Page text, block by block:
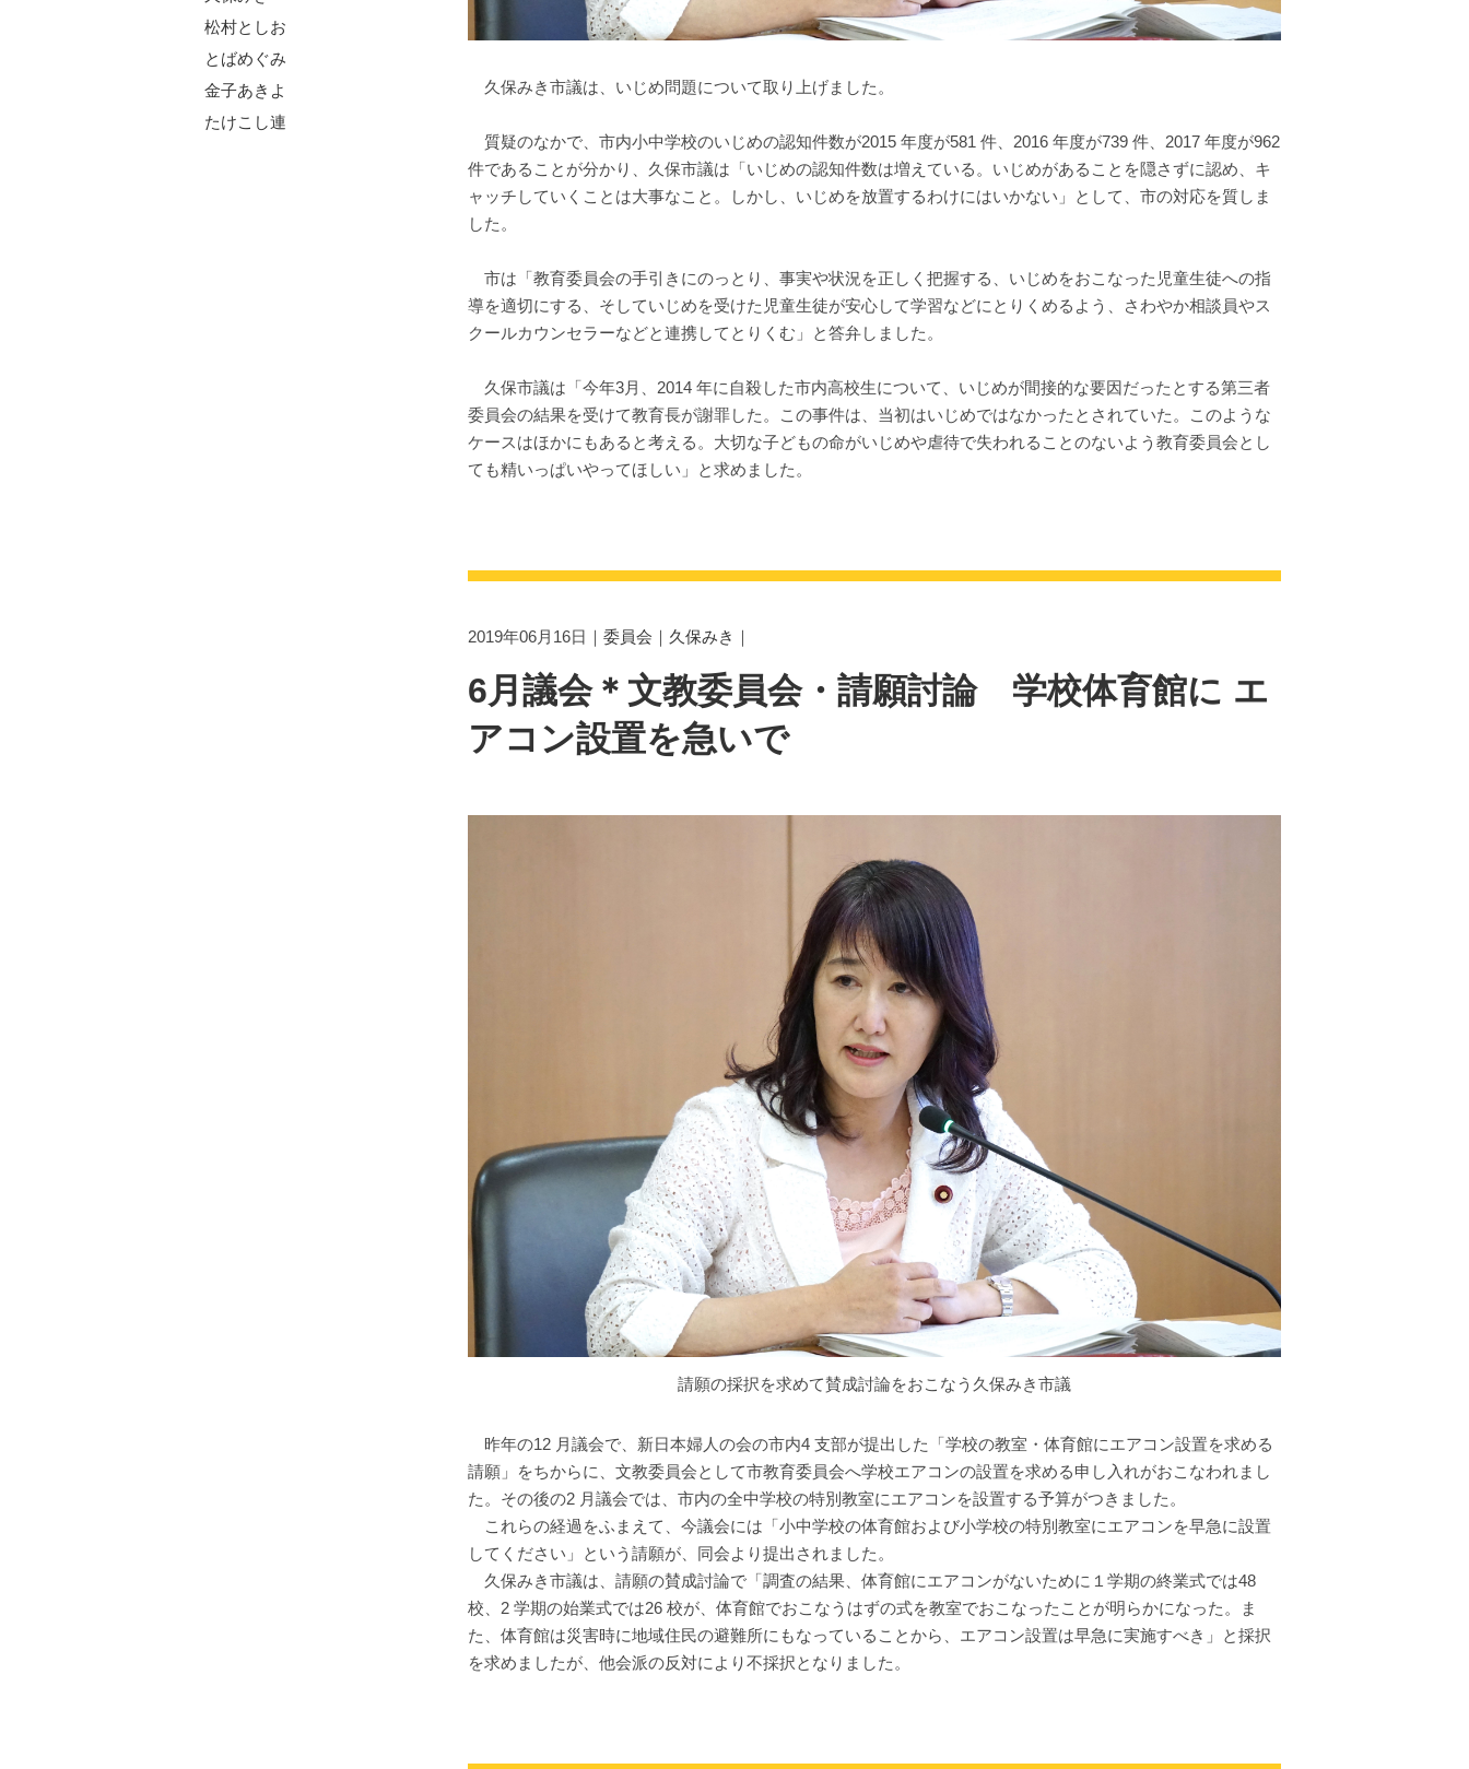
久保みき市議は、いじめ問題について取り上げました。
質疑のなかで、市内小中学校のいじめの認知件数が2015 年度が581 件、2016 年度が739 件、2017 年度が962
件であることが分かり、久保市議は「いじめの認知件数は増えている。いじめがあることを隠さずに認め、キ
ャッチしていくことは大事なこと。しかし、いじめを放置するわけにはいかない」として、市の対応を質しま
した。
市は「教育委員会の手引きにのっとり、事実や状況を正しく把握する、いじめをおこなった児童生徒への指
導を適切にする、そしていじめを受けた児童生徒が安心して学習などにとりくめるよう、さわやか相談員やス
クールカウンセラーなどと連携してとりくむ」と答弁しました。
久保市議は「今年3月、2014 年に自殺した市内高校生について、いじめが間接的な要因だったとする第三者
委員会の結果を受けて教育長が謝罪した。この事件は、当初はいじめではなかったとされていた。このような
ケースはほかにもあると考える。大切な子どもの命がいじめや虐待で失われることのないよう教育委員会とし
ても精いっぱいやってほしい」と求めました。
2019年06月16日｜ 委員会 ｜ 久保みき ｜
6月議会＊文教委員会・請願討論 学校体育館に エ
アコン設置を急いで
請願の採択を求めて賛成討論をおこなう久保みき市議
昨年の12 月議会で、新日本婦人の会の市内4 支部が提出した「学校の教室・体育館にエアコン設置を求める
請願」をちからに、文教委員会として市教育委員会へ学校エアコンの設置を求める申し入れがおこなわれまし
た。その後の2 月議会では、市内の全中学校の特別教室にエアコンを設置する予算がつきました。
これらの経過をふまえて、今議会には「小中学校の体育館および小学校の特別教室にエアコンを早急に設置
してください」という請願が、同会より提出されました。
久保みき市議は、請願の賛成討論で「調査の結果、体育館にエアコンがないために１学期の終業式では48
校、2 学期の始業式では26 校が、体育館でおこなうはずの式を教室でおこなったことが明らかになった。ま
た、体育館は災害時に地域住民の避難所にもなっていることから、エアコン設置は早急に実施すべき」と採択
を求めましたが、他会派の反対により不採択となりました。
松村としお
とばめぐみ
金子あきよ
たけこし連